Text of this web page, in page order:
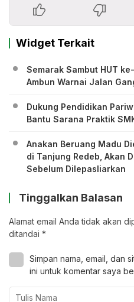
Widget Terkait
Semarak Sambut HUT
Ambun Warnai Jalan
Dukung Pendidikan
Bantu Sarana Praktik
Anakan Beruang Madu
di Tanjung Redeb, Akan
Sebelum Dilepasliarkan
Tinggalkan Balasan
Alamat email Anda tidak akan
ditandai *
Simpan nama, email, dan
ini untuk komentar saya